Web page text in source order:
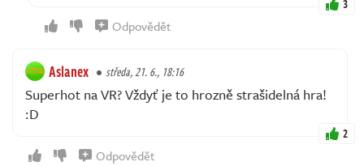
3
Odpovědět
Aslanex středa, 21. 6., 18:16
Superhot na VR? Vždyť je to hrozně strašidelná hra!
:D
2
Odpovědět